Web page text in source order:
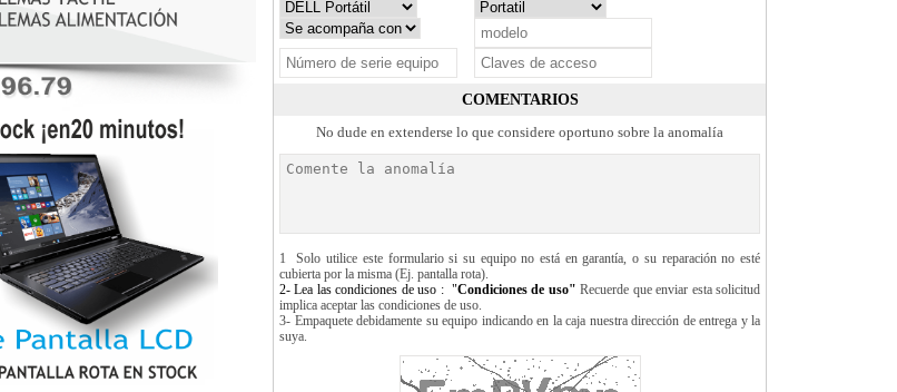
COMENTARIOS
No dude en extenderse lo que considere oportuno sobre la anomalía
1 Solo utilice este formulario si su equipo no está en garantía, o su reparación no esté
cubierta por la misma (Ej. pantalla rota).
2- Lea las condiciones de uso : "Condiciones de uso" Recuerde que enviar esta solicitud
implica aceptar las condiciones de uso.
3- Empaquete debidamente su equipo indicando en la caja nuestra dirección de entrega y la
suya.